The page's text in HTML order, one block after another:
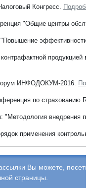
Конгресс.
"Общие центры
эффективности
продукцией в
ИНФОДОКУМ-2016.
по страхованию
"Методология внедрения
применения
Вы можете,
страницы.